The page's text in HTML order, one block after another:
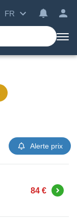
FR
Alerte prix
84 € Acheter